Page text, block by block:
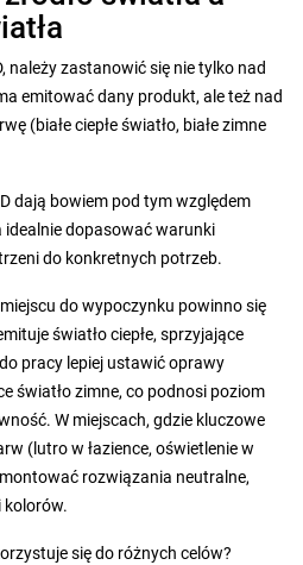
należy zastanowić się nie tylko nad
emitować dany produkt, ale też nad
(białe ciepłe światło, białe zimne
dają bowiem pod tym względem
dopasować warunki
do konkretnych potrzeb.
do wypoczynku powinno się
światło ciepłe, sprzyjające
pracy lepiej ustawić oprawy
światło zimne, co podnosi poziom
W miejscach, gdzie kluczowe
(lutro w łazience, oświetlenie w
rozwiązania neutralne,
kolorów.
się do różnych celów?